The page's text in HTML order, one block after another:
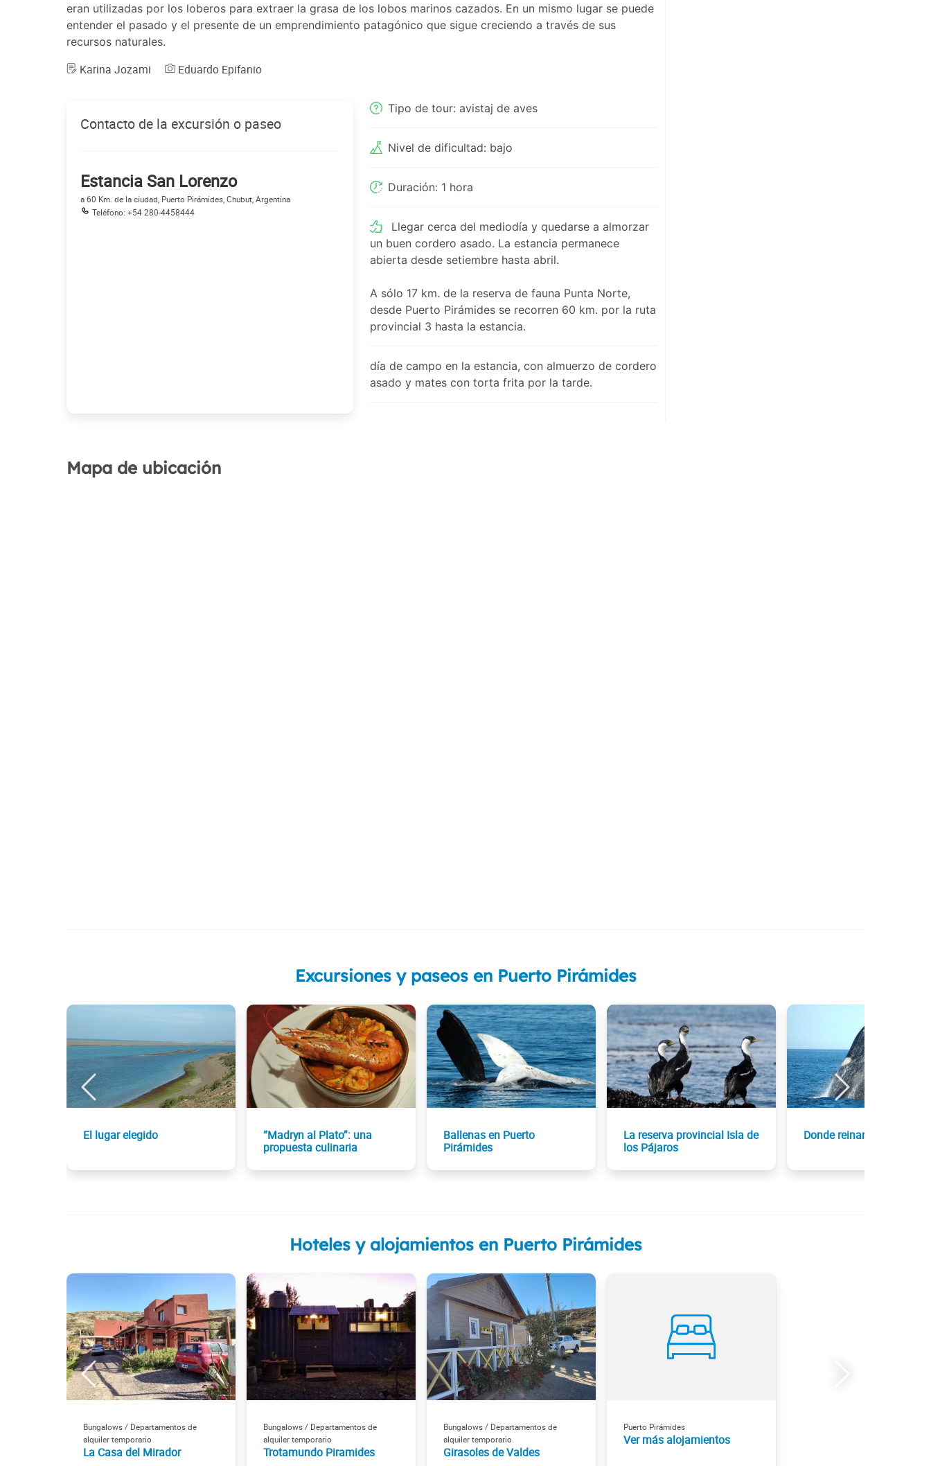
eran utilizadas por los loberos para extraer la grasa de los lobos marinos cazados. En un mismo lugar se puede
entender el pasado y el presente de un emprendimiento patagónico que sigue creciendo a través de sus
recursos naturales.
Karina Jozami Eduardo Epifanio
Contacto de la excursión o paseo
Estancia San Lorenzo
a 60 Km. de la ciudad, Puerto Pirámides, Chubut, Argentina
Teléfono: +54 280-4458444
Tipo de tour: avistaj de aves
Nivel de dificultad: bajo
Duración: 1 hora
Llegar cerca del mediodía y quedarse a almorzar
un buen cordero asado. La estancia permanece
abierta desde setiembre hasta abril.
A sólo 17 km. de la reserva de fauna Punta Norte,
desde Puerto Pirámides se recorren 60 km. por la ruta
provincial 3 hasta la estancia.
día de campo en la estancia, con almuerzo de cordero
asado y mates con torta frita por la tarde.
Mapa de ubicación
Excursiones y paseos en Puerto Pirámides
El lugar elegido
“Madryn al Plato”: una
propuesta culinaria
Ballenas en Puerto
Pirámides
La reserva provincial Isla de
los Pájaros
Donde reinan las ballenas
Hoteles y alojamientos en Puerto Pirámides
Bungalows / Departamentos de
alquiler temporario
La Casa del Mirador
Bungalows / Departamentos de
alquiler temporario
Trotamundo Piramides
Bungalows / Departamentos de
alquiler temporario
Girasoles de Valdes
Puerto Pirámides
Ver más alojamientos